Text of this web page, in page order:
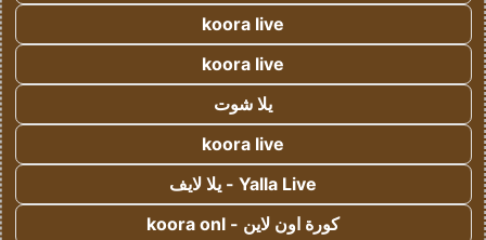
koora live
koora live
يلا شوت
koora live
Yalla Live - يلا لايف
كورة اون لاين - koora onl